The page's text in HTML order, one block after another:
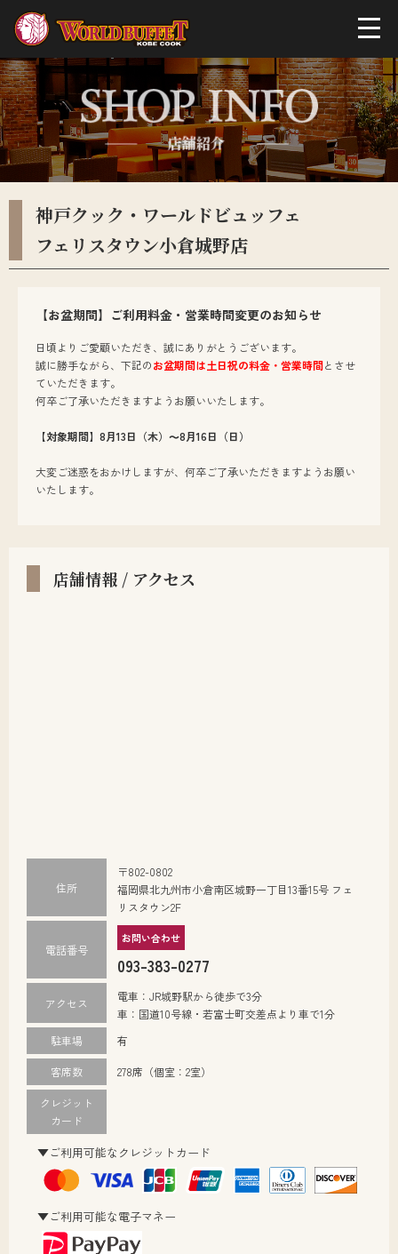
神戸クック・ワールドビュッフェ
フェリスタウン小倉城野店
【お盆期間】ご利用料金・営業時間変更のお知らせ
日頃よりご愛顧いただき、誠にありがとうございます。
誠に勝手ながら、下記のお盆期間は土日祝の料金・営業時間とさせ
ていただきます。
何卒ご了承いただきますようお願いいたします。
【対象期間】8月13日（木）～8月16日（日）
大変ご迷惑をおかけしますが、何卒ご了承いただきますようお願い
いたします。
店舗情報 / アクセス
住所
〒802-0802
福岡県北九州市小倉南区城野一丁目13番15号 フェ
リスタウン2F
電話番号
お問い合わせ
093-383-0277
アクセス
電車：JR城野駅から徒歩で3分
車：国道10号線・若富士町交差点より車で1分
駐車場
有
客席数 278席（個室：2室）
クレジット
カード
▼ご利用可能なクレジットカード
▼ご利用可能な電子マネー